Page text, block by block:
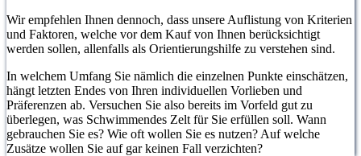
Wir empfehlen Ihnen dennoch, dass unsere Auflistung von Kriterien
und Faktoren, welche vor dem Kauf von Ihnen berücksichtigt
werden sollen, allenfalls als Orientierungshilfe zu verstehen sind.
In welchem Umfang Sie nämlich die einzelnen Punkte einschätzen,
hängt letzten Endes von Ihren individuellen Vorlieben und
Präferenzen ab. Versuchen Sie also bereits im Vorfeld gut zu
überlegen, was Schwimmendes Zelt für Sie erfüllen soll. Wann
gebrauchen Sie es? Wie oft wollen Sie es nutzen? Auf welche
Zusätze wollen Sie auf gar keinen Fall verzichten?